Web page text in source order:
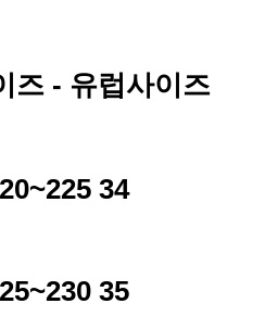
즈 - 유럽사이즈
34
35